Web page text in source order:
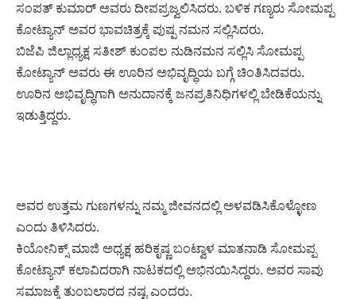
ಸಂಪತ್ ಕುಮಾರ್ ಅವರು ದೀಪಪ್ರಜ್ವಲಿಸಿದರು. ಬಳಿಕ ಗಣ್ಯರು ಸೋಮಪ್ಪ
ಕೋಟ್ಯಾನ್ ಅವರ ಭಾವಚಿತ್ರಕ್ಕೆ ಪುಷ್ಪ ನಮನ ಸಲ್ಲಿಸಿದರು.
ಬಿಜೆಪಿ ಜಿಲ್ಲಾಧ್ಯಕ್ಷ ಸತೀಶ್ ಕುಂಪಲ ನುಡಿನಮನ ಸಲ್ಲಿಸಿ ಸೋಮಪ್ಪ
ಕೋಟ್ಯಾನ್ ಅವರು ಈ ಊರಿನ ಅಭಿವೃದ್ಧಿಯ ಬಗ್ಗೆ ಚಿಂತಿಸಿದವರು.
ಊರಿನ ಅಭಿವೃದ್ಧಿಗಾಗಿ ಅನುದಾನಕ್ಕೆ ಜನಪ್ರತಿನಿಧಿಗಳಲ್ಲಿ ಬೇಡಿಕೆಯನ್ನು
ಇಡುತ್ತಿದ್ದರು.‌
ಅವರ ಉತ್ತಮ ಗುಣಗಳನ್ನು ನಮ್ಮ ಜೀವನದಲ್ಲಿ ಅಳವಡಿಸಿಕೊಳ್ಳೋಣ
ಎಂದು ತಿಳಿಸಿದರು.
ಕಿಯೋನಿಕ್ಸ್ ಮಾಜಿ ಅಧ್ಯಕ್ಷ ಹರಿಕೃಷ್ಣ ಬಂಟ್ವಾಳ ಮಾತನಾಡಿ ಸೋಮಪ್ಪ
ಕೋಟ್ಯಾನ್ ಕಲಾವಿದರಾಗಿ ನಾಟಕದಲ್ಲಿ ಅಭಿನಯಿಸಿದ್ದರು. ಅವರ ಸಾವು
ಸಮಾಜಕ್ಕೆ ತುಂಬಲಾರದ ನಷ್ಟ ಎಂದರು.